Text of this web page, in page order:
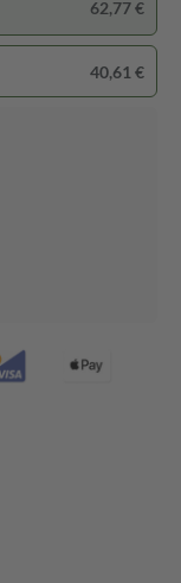
62,77 €
40,61 €